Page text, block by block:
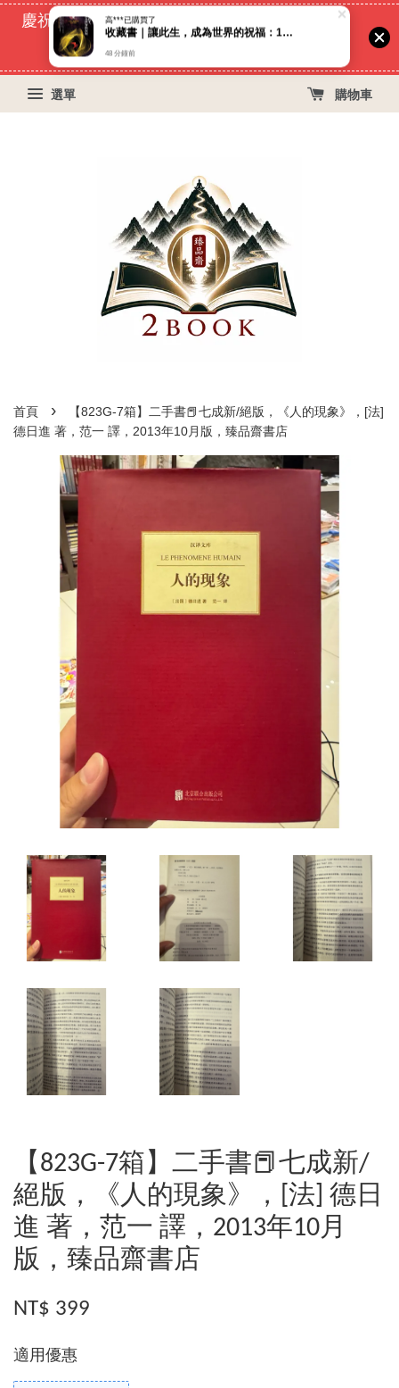
慶祝蝦皮好評過萬！買399免運費, 再立折29元
53天
選單 購物車
首頁 ›
【823G-7箱】二手書📕七成新/絕版，《人的現象》，[法]
德日進 著，范一 譯，2013年10月版，臻品齋書店
【823G-7箱】二手書📕七成新/
絕版，《人的現象》，[法] 德日
進 著，范一 譯，2013年10月
版，臻品齋書店
NT$ 399
適用優惠